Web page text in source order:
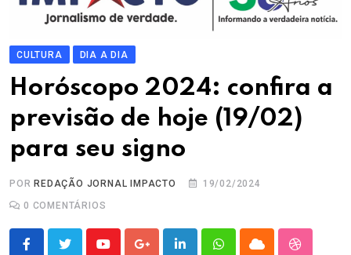
CULTURA DIA A DIA
Horóscopo 2024: confira a
previsão de hoje (19/02)
para seu signo
POR REDAÇÃO JORNAL IMPACTO
19/02/2024
0 COMENTÁRIOS